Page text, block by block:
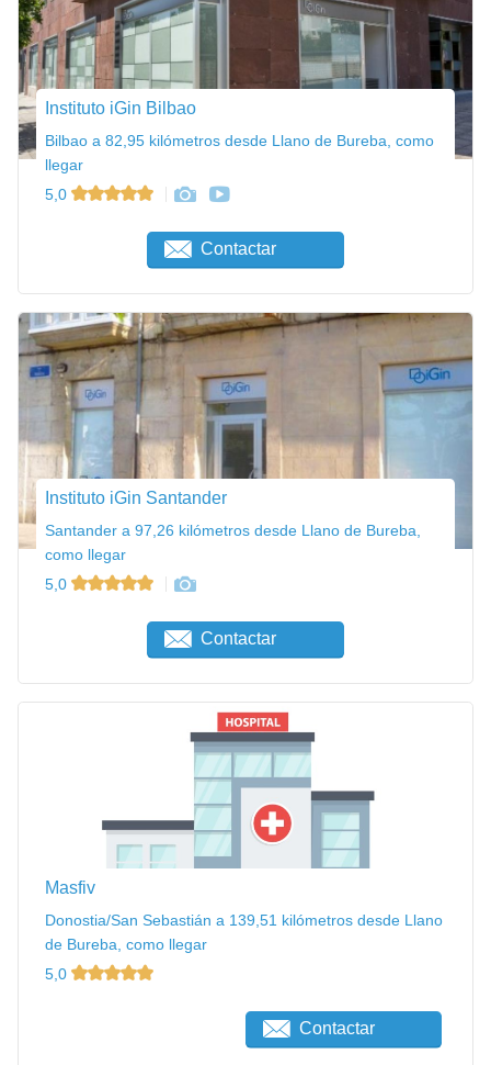
Instituto iGin Bilbao
Bilbao a 82,95 kilómetros desde Llano de Bureba, como
llegar
5,0
Contactar
Instituto iGin Santander
Santander a 97,26 kilómetros desde Llano de Bureba,
como llegar
5,0
Contactar
Masfiv
Donostia/San Sebastián a 139,51 kilómetros desde Llano
de Bureba, como llegar
5,0
Contactar